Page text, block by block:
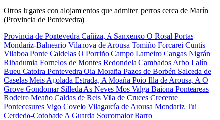
Otros lugares con alojamientos que admiten perros cerca de Marín
(Provincia de Pontevedra)
Provincia de Pontevedra Cañiza, A Sanxenxo O Rosal Portas
Mondariz-Balneario Vilanova de Arousa Tomiño Forcarei Cuntis
Vilaboa Ponte Caldelas O Porriño Campo Lameiro Cangas Nigrán
Ribadumia Fornelos de Montes Redondela Cambados Arbo Lalín
Bueu Catoira Pontevedra Oia Moraña Pazos de Borbén Salceda de
Caselas Meis Agolada Estrada, A Moaña Poio Illa de Arousa, A O
Grove Gondomar Silleda As Neves Mos Valga Baiona Ponteareas
Rodeiro Meaño Caldas de Reis Vila de Cruces Crecente
Pontecesures Vigo Covelo Vilagarcía de Arousa Mondariz Tui
Cerdedo-Cotobade A Guarda SoutomaiorBarro